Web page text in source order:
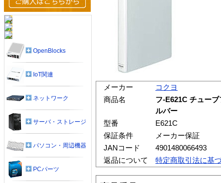
メーカー
コクヨ
商品名
フ-E621C チュー
ルバー
型番
E621C
保証条件
メーカー保証
JANコード
4901480066493
返品について
特定商取引法に基
OpenBlocks
IoT関連
ネットワーク
サーバ・ストレージ
パソコン・周辺機器
PCパーツ